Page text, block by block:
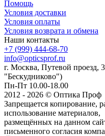
Помощь
Условия доставки
Условия оплаты
Условия возврата и обмена
Наши контакты
+7 (999) 444-68-70
info@opticsprof.ru
г. Москва, Путевой
"Бескудниково")
Пн-Пт 10.00-18.00
2012 - 2026 © Оптика Проф
Запрещается копирование,
использование материалов,
размещённых на данном
письменного согласия